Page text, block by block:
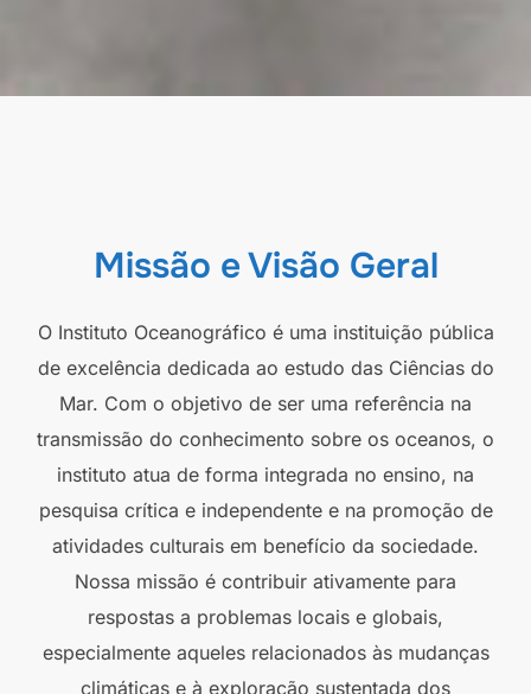
Missão e Visão Geral
O Instituto Oceanográfico é uma instituição pública
de excelência dedicada ao estudo das Ciências do
Mar. Com o objetivo de ser uma referência na
transmissão do conhecimento sobre os oceanos, o
instituto atua de forma integrada no ensino, na
pesquisa crítica e independente e na promoção de
atividades culturais em benefício da sociedade.
Nossa missão é contribuir ativamente para
respostas a problemas locais e globais,
especialmente aqueles relacionados às mudanças
climáticas e à exploração sustentada dos